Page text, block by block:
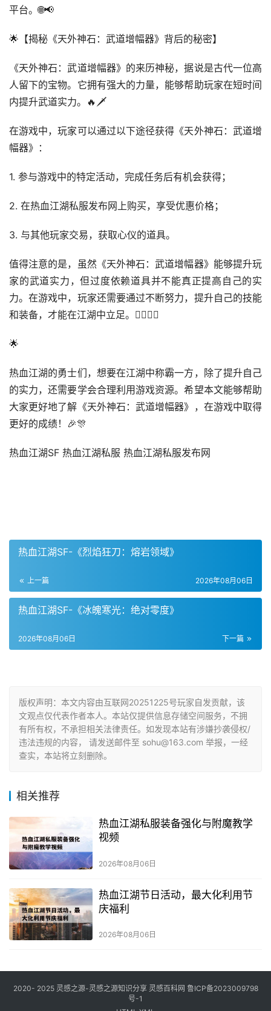
平台。🌐📢
🌟【揭秘《天外神石：武道增幅器》背后的秘密】
《天外神石：武道增幅器》的来历神秘，据说是古代一位高
人留下的宝物。它拥有强大的力量，能够帮助玩家在短时间
内提升武道实力。🔥🗡️
在游戏中，玩家可以通过以下途径获得《天外神石：武道增
幅器》：
1. 参与游戏中的特定活动，完成任务后有机会获得；
2. 在热血江湖私服发布网上购买，享受优惠价格；
3. 与其他玩家交易，获取心仪的道具。
值得注意的是，虽然《天外神石：武道增幅器》能够提升玩
家的武道实力，但过度依赖道具并不能真正提高自己的实
力。在游戏中，玩家还需要通过不断努力，提升自己的技能
和装备，才能在江湖中立足。🏋️‍♂️🏋️‍♀️
🌟
热血江湖的勇士们，想要在江湖中称霸一方，除了提升自己
的实力，还需要学会合理利用游戏资源。希望本文能够帮助
大家更好地了解《天外神石：武道增幅器》，在游戏中取得
更好的成绩！🎉🎊
热血江湖SF 热血江湖私服 热血江湖私服发布网
热血江湖SF-《烈焰狂刀：熔岩领域》
上一篇 2026年08月06日
热血江湖SF-《冰魄寒光：绝对零度》
下一篇
2026年08月06日
版权声明：本文内容由互联网20251225号玩家自发贡献，该
文观点仅代表作者本人。本站仅提供信息存储空间服务，不拥
有所有权，不承担相关法律责任。如发现本站有涉嫌抄袭侵权/
违法违规的内容， 请发送邮件至 sohu@163.com 举报，一经
查实，本站将立刻删除。
相关推荐
热血江湖私服装备强化与附魔教学
视频
2026年08月06日
热血江湖节日活动，最大化利用节
庆福利
2026年08月06日
2020- 2025 灵感之源-灵感之源知识分享 灵感百科网 鲁ICP备2023009798
号-1